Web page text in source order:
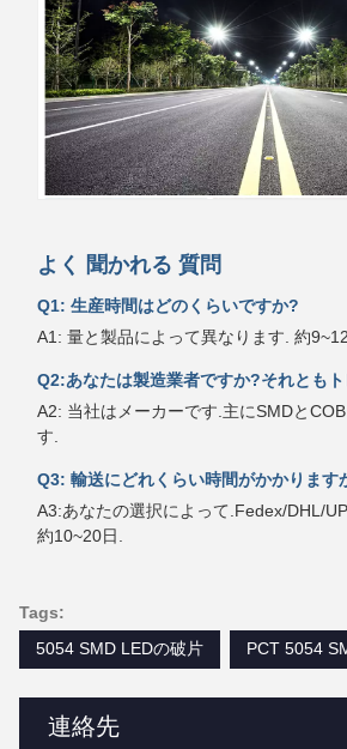
連絡先
よく 聞かれる 質問
Q1: 生産時間はどのくらいですか?
A1: 量と製品によって異なります. 約
Q2:あなたは製造業者ですか?それとも
A2: 当社はメーカーです.主にSMDと
す.
Q3: 輸送にどれくらい時間がかかります
A3:あなたの選択によって.Fedex/DHL/
約10~20日.
Tags:
5054 SMD LEDの破片
PCT 5054